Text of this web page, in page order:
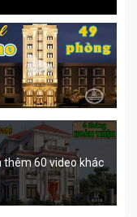
thêm 60 video khác